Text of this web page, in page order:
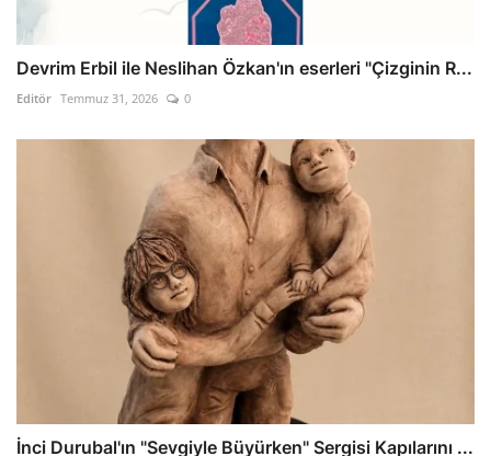
Devrim Erbil ile Neslihan Özkan'ın eserleri "Çizginin R...
Editör Temmuz 31, 2026 0
İnci Durubal'ın "Sevgiyle Büyürken" Sergisi Kapılarını ...